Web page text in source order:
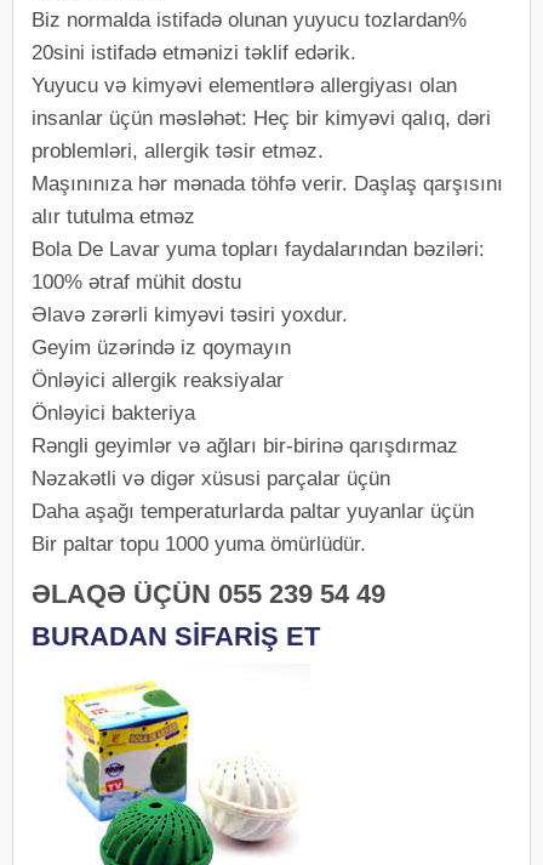
Biz normalda istifadə olunan yuyucu tozlardan%
20sini istifadə etmənizi təklif edərik.
Yuyucu və kimyəvi elementlərə allergiyası olan
insanlar üçün məsləhət: Heç bir kimyəvi qalıq, dəri
problemləri, allergik təsir etməz.
Maşınınıza hər mənada töhfə verir. Daşlaş qarşısını
alır tutulma etməz
Bola De Lavar yuma topları faydalarından bəziləri:
100% ətraf mühit dostu
Əlavə zərərli kimyəvi təsiri yoxdur.
Geyim üzərində iz qoymayın
Önləyici allergik reaksiyalar
Önləyici bakteriya
Rəngli geyimlər və ağları bir-birinə qarışdırmaz
Nəzakətli və digər xüsusi parçalar üçün
Daha aşağı temperaturlarda paltar yuyanlar üçün
Bir paltar topu 1000 yuma ömürlüdür.
ƏLAQƏ ÜÇÜN 055 239 54 49
BURADAN SİFARİŞ ET